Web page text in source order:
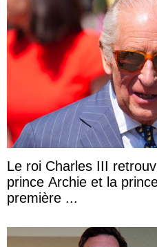
Le roi Charles III
prince Archie et la
première ...